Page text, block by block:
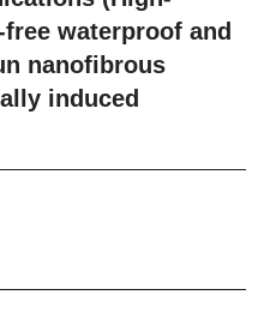
waterproof and
nanofibrous
induced